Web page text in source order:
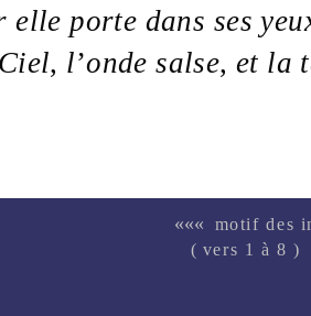
elle porte dans ses
Ciel, l’onde salse, et la
««« motif des
( vers 1 à 8 )